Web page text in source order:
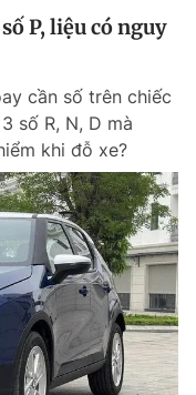
P, liệu có nguy
cần số trên chiếc
số R, N, D mà
khi đỗ xe?